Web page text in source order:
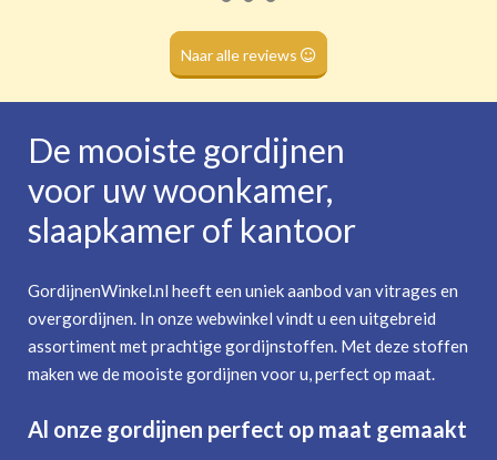
(dubbele tunnel)
Naar alle reviews
De mooiste gordijnen
voor uw woonkamer,
slaapkamer of kantoor
GordijnenWinkel.nl heeft een uniek aanbod van vitrages en
overgordijnen. In onze webwinkel vindt u een uitgebreid
assortiment met prachtige gordijnstoffen. Met deze stoffen
maken we de mooiste gordijnen voor u, perfect op maat.
Al onze gordijnen perfect op maat gemaakt